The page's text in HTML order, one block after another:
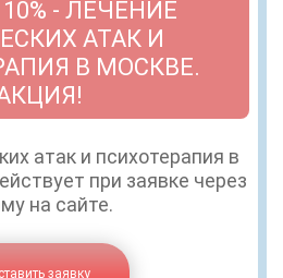
- ЛЕЧЕНИЕ
АТАК И
В МОСКВЕ.
атак и психотерапия в
при заявке через
на сайте.
заявку